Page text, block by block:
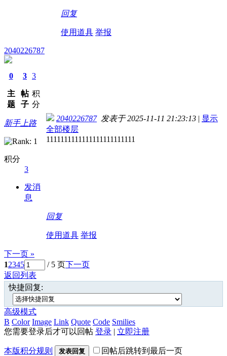
回复
使用道具 举报
2040226787
0
主
题
3
帖
子
3
积
分
新手上路
积分
3
发消
息
2040226787发表于 2025-11-11 21:23:13 | 显示
全部楼层
1111111111111111111111111
回复
使用道具 举报
下一页 »
12345 / 5 页下一页
返回列表
快捷回复:
高级模式
B Color Image Link Quote Code Smilies
您需要登录后才可以回帖 登录 | 立即注册
本版积分规则 发表回复 回帖后跳转到最后一页